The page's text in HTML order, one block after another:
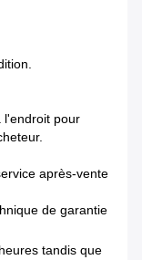
l'endroit pour
après-vente
de garantie
tandis que